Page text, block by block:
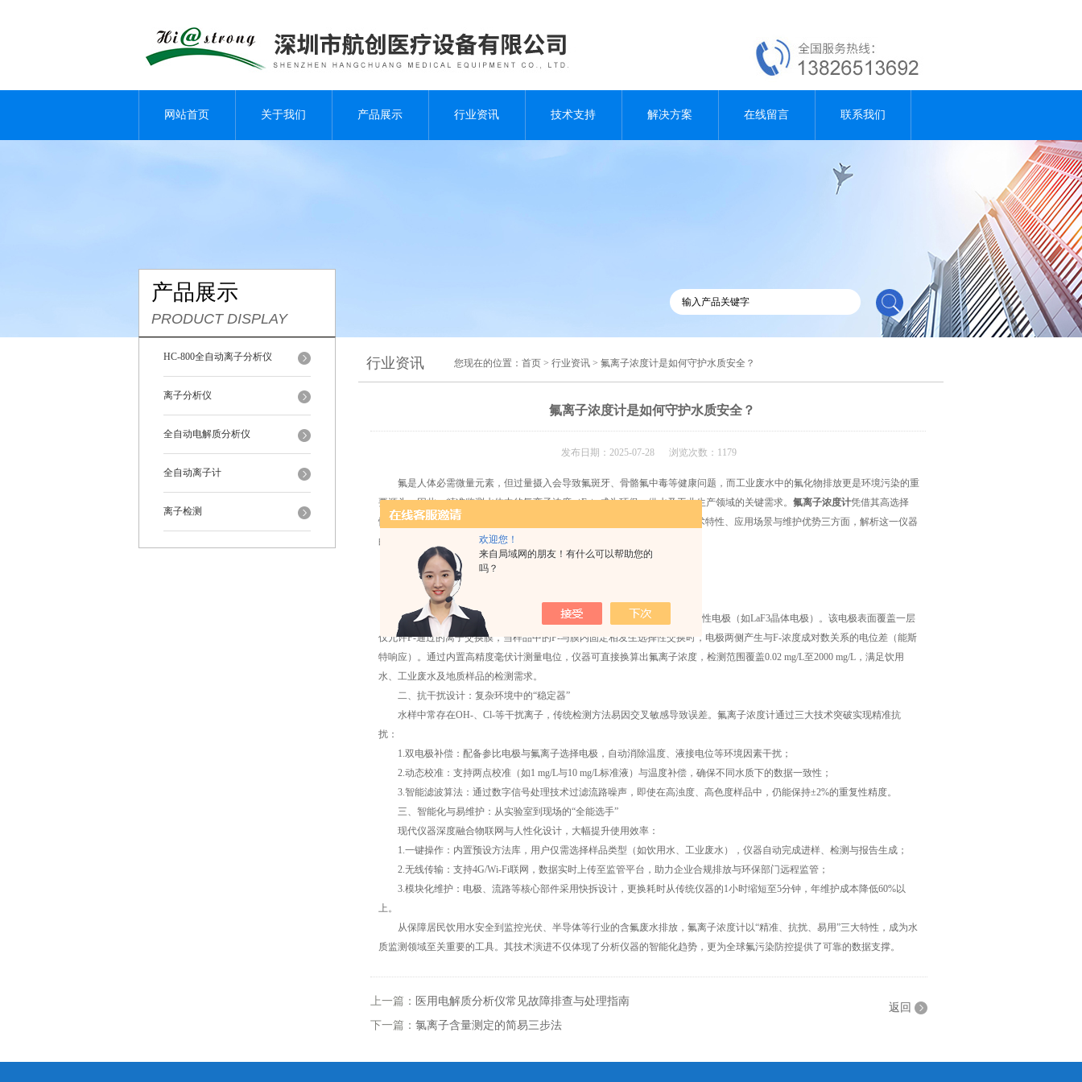
欢迎您！
来自局域网的朋友！有什么可以帮助您的
吗？
网站首页 关于我们 产品展示 行业资讯 技术支持 解决方案 在线留言 联系我们
产品展示
PRODUCT DISPLAY
HC-800全自动离子分析仪
离子分析仪
全自动电解质分析仪
全自动离子计
离子检测
行业资讯 您现在的位置： 首页 > 行业资讯 > 氟离子浓度计是如何守护水质安全？
氟离子浓度计是如何守护水质安全？
发布日期：2025-07-28 浏览次数：1179
氟是人体必需微量元素，但过量摄入会导致氟斑牙、骨骼氟中毒等健康问题，而工业废水中的氟化物排放更是环境污染的重
要源头。因此，精准监测水体中的氟离子浓度（F-）成为环保、供水及工业生产领域的关键需求。 氟离子浓度计凭借其高选择
性、抗干扰能力和智能化设计，成为氟离子检测的“黄金标准”。本文将从技术特性、应用场景与维护优势三方面，解析这一仪器
的核心价值。
一、高选择性检测：专一捕捉氟离子的“化学锁”
氟离子浓度计通常采用离子选择性电极法（ISE），其核心是氟离子选择性电极（如LaF3晶体电极）。该电极表面覆盖一层
仅允许F-通过的离子交换膜，当样品中的F-与膜内固定相发生选择性交换时，电极两侧产生与F-浓度成对数关系的电位差（能斯
特响应）。通过内置高精度毫伏计测量电位，仪器可直接换算出氟离子浓度，检测范围覆盖0.02 mg/L至2000 mg/L，满足饮用
水、工业废水及地质样品的检测需求。
二、抗干扰设计：复杂环境中的“稳定器”
水样中常存在OH-、Cl-等干扰离子，传统检测方法易因交叉敏感导致误差。氟离子浓度计通过三大技术突破实现精准抗
扰：
1.双电极补偿：配备参比电极与氟离子选择电极，自动消除温度、液接电位等环境因素干扰；
2.动态校准：支持两点校准（如1 mg/L与10 mg/L标准液）与温度补偿，确保不同水质下的数据一致性；
3.智能滤波算法：通过数字信号处理技术过滤流路噪声，即使在高浊度、高色度样品中，仍能保持±2%的重复性精度。
三、智能化与易维护：从实验室到现场的“全能选手”
现代仪器深度融合物联网与人性化设计，大幅提升使用效率：
1.一键操作：内置预设方法库，用户仅需选择样品类型（如饮用水、工业废水），仪器自动完成进样、检测与报告生成；
2.无线传输：支持4G/Wi-Fi联网，数据实时上传至监管平台，助力企业合规排放与环保部门远程监管；
3.模块化维护：电极、流路等核心部件采用快拆设计，更换耗时从传统仪器的1小时缩短至5分钟，年维护成本降低60%以
上。
从保障居民饮用水安全到监控光伏、半导体等行业的含氟废水排放，氟离子浓度计以“精准、抗扰、易用”三大特性，成为水
质监测领域至关重要的工具。其技术演进不仅体现了分析仪器的智能化趋势，更为全球氟污染防控提供了可靠的数据支撑。
上一篇： 医用电解质分析仪常见故障排查与处理指南
下一篇： 氯离子含量测定的简易三步法
返回